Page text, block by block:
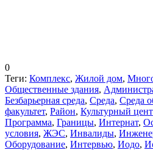
0
Теги: Комплекс, Жилой дом,
Общественные здания,
Безбарьерная среда, Среда, Среда
факультет, Район, Культурный
Программа, Границы, Интернат,
условия, ЖЭС, Инвалиды,
Оборудование, Интервью, Иодо,